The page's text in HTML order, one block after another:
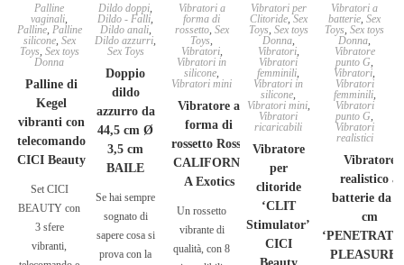
Palline
vaginali
Palline, Palline
silicone, Sex
Toys Sex toys
Donna
Palline di
Kegel
vibranti con
telecomando
CICI Beauty
Set CICI
BEAUTY con
3 sfere
vibranti,
Dildo doppi
Dildo - Falli
Dildo anali,
Dildo azzurri
Sex Toys
Doppio
dildo
azzurro da
44,5 cm Ø
3,5 cm
BAILE
Se hai sempre
sognato di
sapere cosa si
prova con la
Vibratori a
forma di
rossetto, Sex
Toys
Vibratori,
Vibratori in
silicone
Vibratori mini
Vibratore a
forma di
rossetto Rosso
CALIFORNI
A Exotics
Un rossetto
vibrante di
qualità, con 8
Vibratori per
Clitoride,Sex
Toys Sex toys
Donna,
Vibratori,
Vibratori
femminili
Vibratori in
silicone
Vibratori mini,
Vibratori
ricaricabili
Vibratore
per
clitoride
‘CLIT
Stimulator’
CICI
Vibratori a
batterie ,Sex
Toys ,Sex toys
Donna
Vibratore
punto G
Vibratori
Vibratori
femminili,
Vibratori
punto G
Vibratori
realistici
Vibratore
realistico a
batterie da
cm